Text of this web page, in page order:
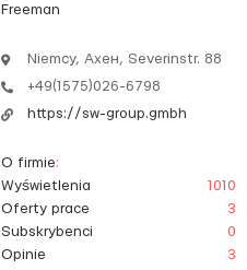
Freeman
Niemcy, Ахен, Severinstr. 88
+49(1575)026-6798
https://sw-group.gmbh
O firmie:
Wyświetlenia
1010
Oferty prace
3
Subskrybenci
0
Opinie
3